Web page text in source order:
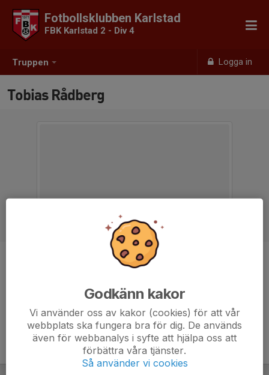
Truppen Logga in
Fotbollsklubben Karlstad
FBK Karlstad 2 - Div 4
Tobias Rådberg
Assisterande Tränare
Godkänn kakor
Vi använder oss av kakor (cookies) för att vår
webbplats ska fungera bra för dig. De används
även för webbanalys i syfte att hjälpa oss att
förbättra våra tjänster.
Så använder vi cookies